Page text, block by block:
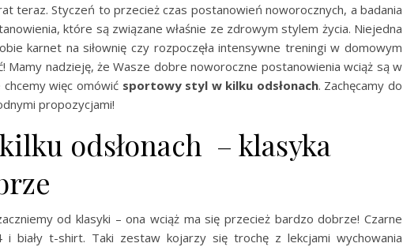
teraz. Styczeń to przecież czas postanowień noworocznych, a badania
które są związane właśnie ze zdrowym stylem życia. Niejedna
karnet na siłownię czy rozpoczęła intensywne treningi w domowym
Mamy nadzieję, że Wasze dobre noworoczne postanowienia wciąż są w
więc omówić sportowy styl w kilku odsłonach. Zachęcamy do
propozycjami!
odsłonach – klasyka
od klasyki – ona wciąż ma się przecież bardzo dobrze! Czarne
biały t-shirt. Taki zestaw kojarzy się trochę z lekcjami wychowania